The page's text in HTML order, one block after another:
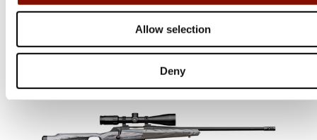
Allow selection
Deny